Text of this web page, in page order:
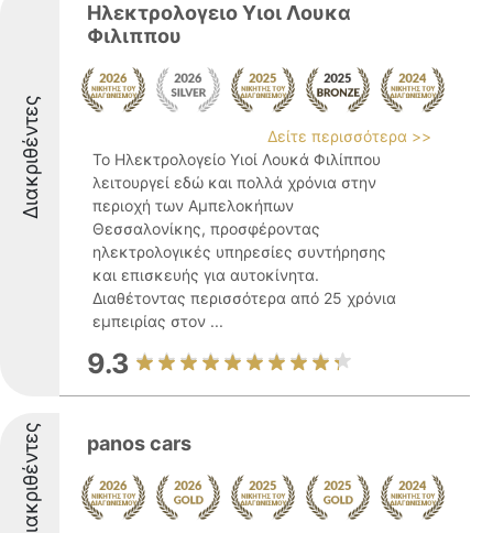
Διακριθέντες
Ηλεκτρολογειο Υιοι Λουκα
Φιλιππου
Δείτε περισσότερα >>
Το Ηλεκτρολογείο Υιοί Λουκά Φιλίππου
λειτουργεί εδώ και πολλά χρόνια στην
περιοχή των Αμπελοκήπων
Θεσσαλονίκης, προσφέροντας
ηλεκτρολογικές υπηρεσίες συντήρησης
και επισκευής για αυτοκίνητα.
Διαθέτοντας περισσότερα από 25 χρόνια
εμπειρίας στον ...
9.3
Διακριθέντες panos cars